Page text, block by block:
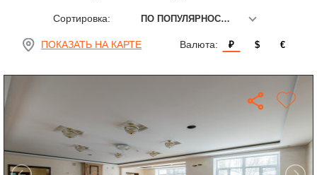
Сортировка: ПО ПОПУЛЯРНОСТИ
ПОКАЗАТЬ НА КАРТЕ Валюта: ₽ $ €